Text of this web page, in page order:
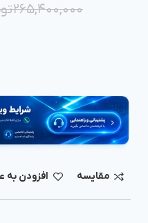
۲۶۵,۴۰۰,۰۰۰
مقايسه افزودن به